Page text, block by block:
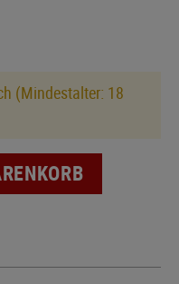
(Mindestalter: 18